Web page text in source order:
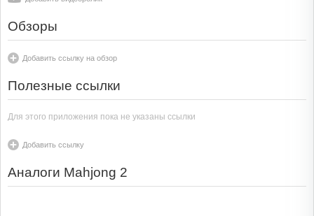
Обзоры
Добавить ссылку на обзор
Полезные ссылки
Для этого приложения пока не указаны ссылки
Добавить ссылку
Аналоги Mahjong 2